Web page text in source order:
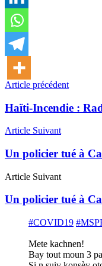
Article précédent
Haïti-Incendie :
Article Suivant
Un policier tué à
Article Suivant
Un policier tué à
#COVID19
Mete kachnen!
Bay tout moun 3